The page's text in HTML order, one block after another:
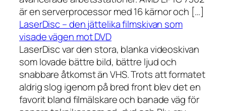
är en serverprocessor med 16 kärnor och […]
LaserDisc – den jättelika filmskivan som
visade vägen mot DVD
LaserDisc var den stora, blanka videoskivan
som lovade bättre bild, bättre ljud och
snabbare åtkomst än VHS. Trots att formatet
aldrig slog igenom på bred front blev det en
favorit bland filmälskare och banade väg för